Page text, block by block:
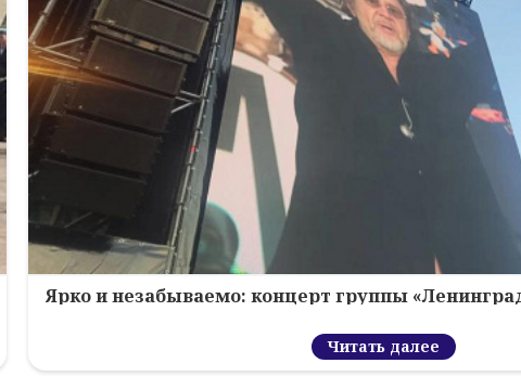
Ярко и незабываемо: концерт группы
Читать далее